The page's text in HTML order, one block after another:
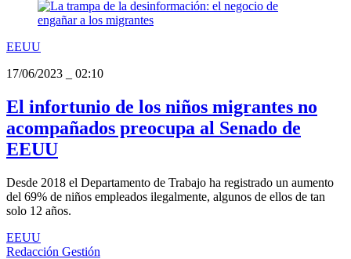
EEUU
17/06/2023
02:10
El infortunio de los niños migrantes no
acompañados preocupa al Senado de
EEUU
Desde 2018 el Departamento de Trabajo ha registrado un aumento
del 69% de niños empleados ilegalmente, algunos de ellos de tan
solo 12 años.
EEUU
Redacción Gestión